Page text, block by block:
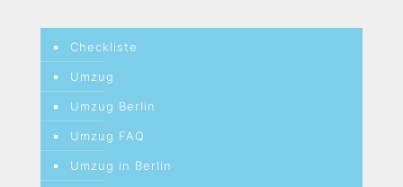
Checkliste
Umzug
Umzug Berlin
Umzug FAQ
Umzug in Berlin